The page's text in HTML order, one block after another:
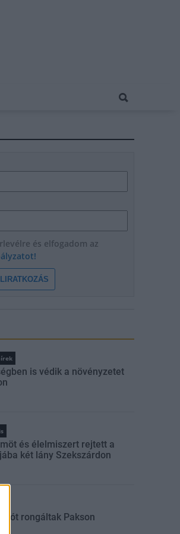
és elfogadom az
is védik a növényzetet
és élelmiszert rejtett a
két lány Szekszárdon
rongáltak Pakson